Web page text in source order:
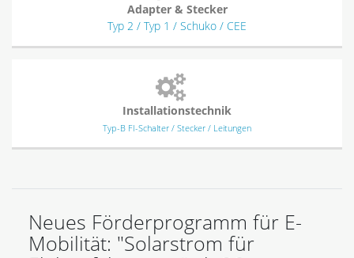
Adapter & Stecker
Typ 2 / Typ 1 / Schuko / CEE
Installationstechnik
Typ-B FI-Schalter / Stecker / Leitungen
Neues Förderprogramm für E-
Mobilität: "Solarstrom für